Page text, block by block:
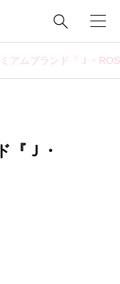

アムブランド『Ｊ・
『Ｊ・